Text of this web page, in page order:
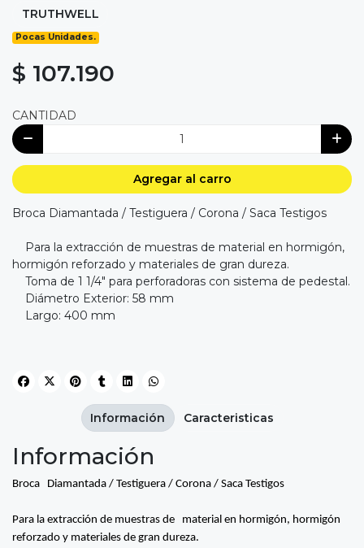
TRUTHWELL
Pocas Unidades.
$ 107.190
CANTIDAD
Agregar al carro
Broca Diamantada / Testiguera / Corona / Saca Testigos
Para la extracción de muestras de material en hormigón,
hormigón reforzado y materiales de gran dureza.
Toma de 1 1/4" para perforadoras con sistema de pedestal.
Diámetro Exterior: 58 mm
Largo: 400 mm
Información
Broca Diamantada / Testiguera / Corona / Saca Testigos
Para la extracción de muestras de material en hormigón, hormigón
reforzado y materiales de gran dureza.
Información Caracteristicas